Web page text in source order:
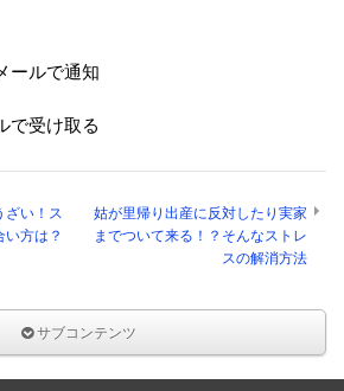
ールで通知
で受け取る
い！ス
い方は？
姑が里帰り出産に反対したり実家
までついて来る！？そんなストレ
スの解消方法
サブコンテンツ